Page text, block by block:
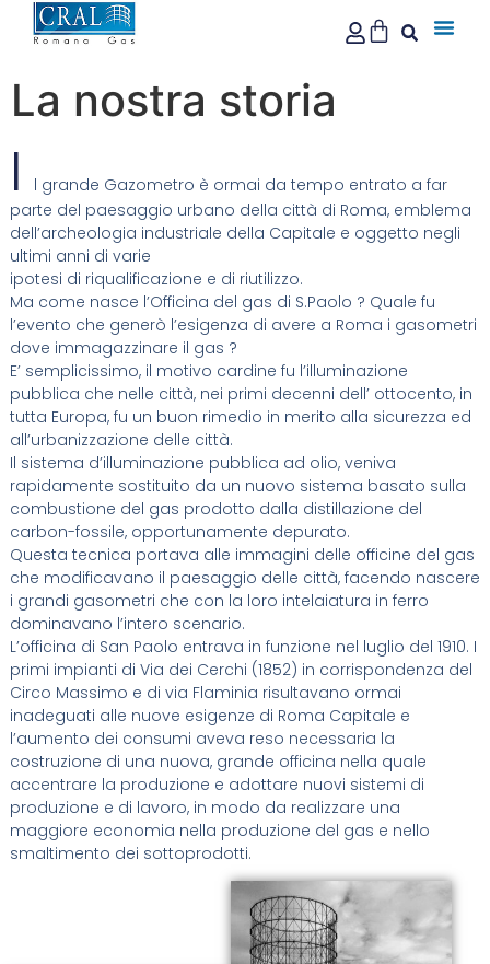
La nostra storia
I
l grande Gazometro è ormai da tempo entrato a far
parte del paesaggio urbano della città di Roma, emblema
dell’archeologia industriale della Capitale e oggetto negli
ultimi anni di varie
ipotesi di riqualificazione e di riutilizzo.
Ma come nasce l’Officina del gas di S.Paolo ? Quale fu
l’evento che generò l’esigenza di avere a Roma i gasometri
dove immagazzinare il gas ?
E’ semplicissimo, il motivo cardine fu l’illuminazione
pubblica che nelle città, nei primi decenni dell’ ottocento, in
tutta Europa, fu un buon rimedio in merito alla sicurezza ed
all’urbanizzazione delle città.
Il sistema d’illuminazione pubblica ad olio, veniva
rapidamente sostituito da un nuovo sistema basato sulla
combustione del gas prodotto dalla distillazione del
carbon-fossile, opportunamente depurato.
Questa tecnica portava alle immagini delle officine del gas
che modificavano il paesaggio delle città, facendo nascere
i grandi gasometri che con la loro intelaiatura in ferro
dominavano l’intero scenario.
L’officina di San Paolo entrava in funzione nel luglio del 1910. I
primi impianti di Via dei Cerchi (1852) in corrispondenza del
Circo Massimo e di via Flaminia risultavano ormai
inadeguati alle nuove esigenze di Roma Capitale e
l’aumento dei consumi aveva reso necessaria la
costruzione di una nuova, grande officina nella quale
accentrare la produzione e adottare nuovi sistemi di
produzione e di lavoro, in modo da realizzare una
maggiore economia nella produzione del gas e nello
smaltimento dei sottoprodotti.